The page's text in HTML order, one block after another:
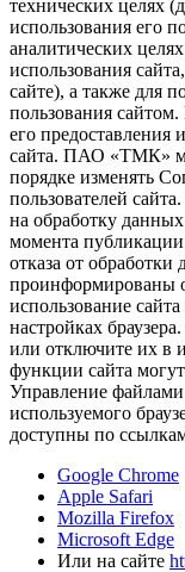
технических целях
использования его
аналитических
использования
сайте), а также для
пользования сайтом.
его предоставления
сайта. ПАО «ТМК»
порядке изменять
пользователей
на обработку
момента
отказа от
проинформированы
использование
настройках
или отключите их в
функции сайта
Управление файлами
используемого
доступны по
Google Chrome
Apple Safari
Mozilla Firefox
Microsoft Edge
Или на сайте